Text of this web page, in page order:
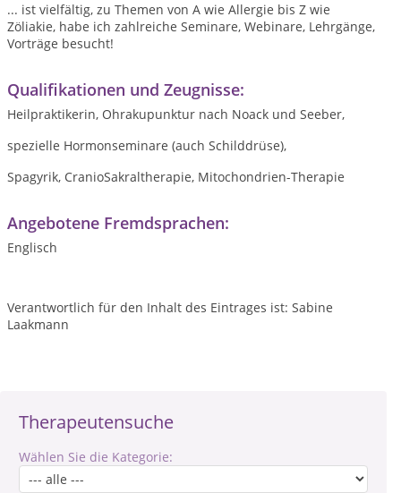
Therapeutensuche
Wählen Sie die Kategorie:
... ist vielfältig, zu Themen von A wie Allergie bis Z wie
Zöliakie, habe ich zahlreiche Seminare, Webinare, Lehrgänge,
Vorträge besucht!
Qualifikationen und Zeugnisse:
Heilpraktikerin, Ohrakupunktur nach Noack und Seeber,
spezielle Hormonseminare (auch Schilddrüse),
Spagyrik, CranioSakraltherapie, Mitochondrien-Therapie
Angebotene Fremdsprachen:
Englisch
Verantwortlich für den Inhalt des Eintrages ist: Sabine
Laakmann